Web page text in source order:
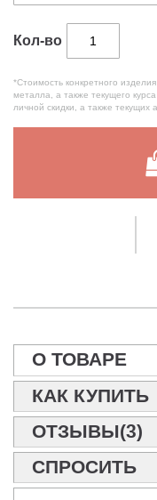
Кол-во
*Стоимость конкретного
металла, а также текущего
личной скидки, а также текущих
О ТОВАРЕ
КАК КУПИТЬ
ОТЗЫВЫ(3)
СПРОСИТЬ